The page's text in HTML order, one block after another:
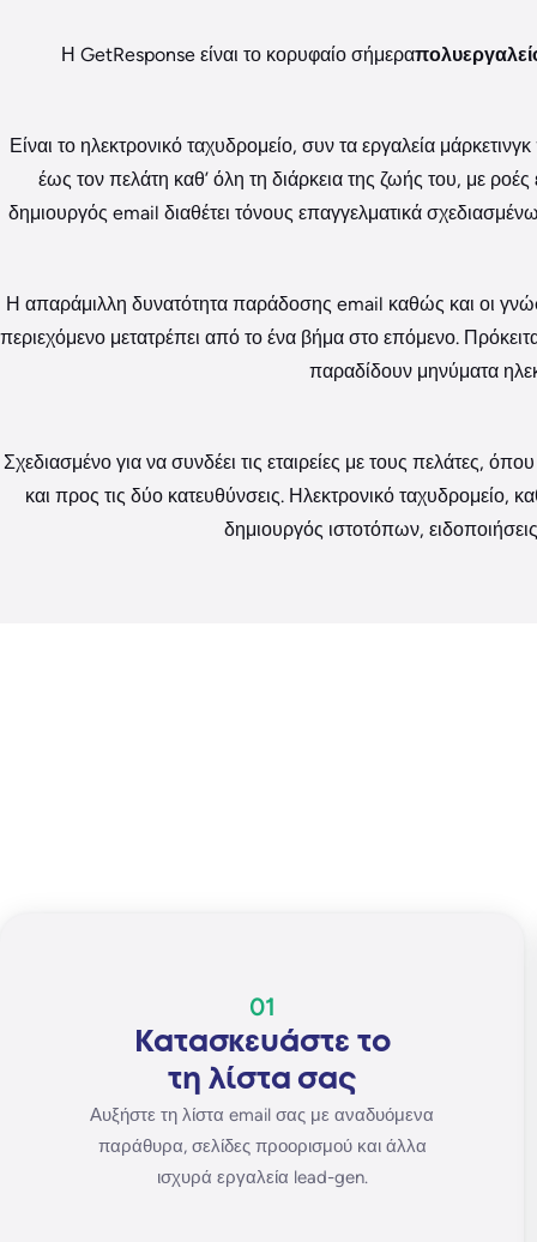
Η GetResponse είναι το κορυφαίο σήμερα
Είναι το ηλεκτρονικό ταχυδρομείο, συν τα εργαλεία
έως τον πελάτη καθ’ όλη τη διάρκεια της ζωής του, με
δημιουργός email διαθέτει τόνους επαγγελματικά
Η απαράμιλλη δυνατότητα παράδοσης email καθώς και οι
περιεχόμενο μετατρέπει από το ένα βήμα στο επόμενο.
παραδίδουν μηνύματα
Σχεδιασμένο για να συνδέει τις εταιρείες με τους πελάτες,
και προς τις δύο κατευθύνσεις. Ηλεκτρονικό ταχυδρομείο,
δημιουργός ιστοτόπων,
01
Κατασκευάστε το
τη λίστα σας
Αυξήστε τη λίστα email σας με αναδυόμενα
παράθυρα, σελίδες προορισμού και άλλα
ισχυρά εργαλεία lead-gen.